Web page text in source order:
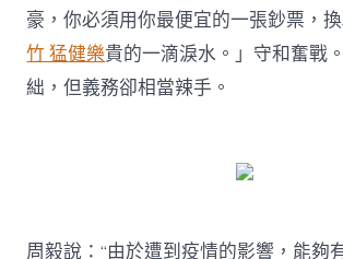
豪，你必須用你最便宜的一張鈔票，
竹 猛健樂貴的一滴淚水。」守和奮戰
絀，但義務卻相當辣手。
周毅說：“由於遭到疫情的影響，能夠